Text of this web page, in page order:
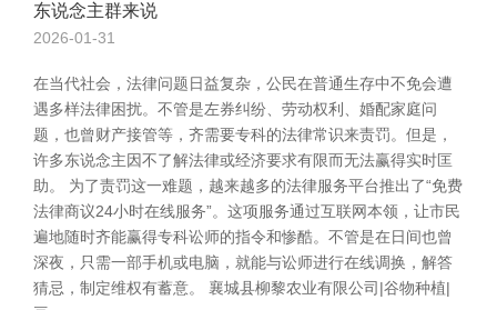
东说念主群来说
2026-01-31
在当代社会，法律问题日益复杂，公民在普通生存中不免会遭
遇多样法律困扰。不管是左券纠纷、劳动权利、婚配家庭问
题，也曾财产接管等，齐需要专科的法律常识来责罚。但是，
许多东说念主因不了解法律或经济要求有限而无法赢得实时匡
助。 为了责罚这一难题，越来越多的法律服务平台推出了“免费
法律商议24小时在线服务”。这项服务通过互联网本领，让市民
遍地随时齐能赢得专科讼师的指令和惨酷。不管是在日间也曾
深夜，只需一部手机或电脑，就能与讼师进行在线调换，解答
猜忌，制定维权有蓄意。 襄城县柳黎农业有限公司|谷物种植|